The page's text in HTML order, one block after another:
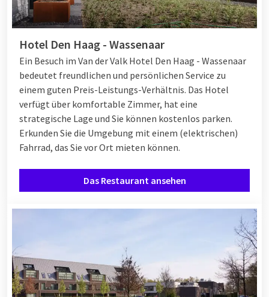
Hotel Den Haag - Wassenaar
Ein Besuch im Van der Valk Hotel Den Haag - Wassenaar
bedeutet freundlichen und persönlichen Service zu
einem guten Preis-Leistungs-Verhältnis. Das Hotel
verfügt über komfortable Zimmer, hat eine
strategische Lage und Sie können kostenlos parken.
Erkunden Sie die Umgebung mit einem (elektrischen)
Fahrrad, das Sie vor Ort mieten können.
Das Restaurant ansehen